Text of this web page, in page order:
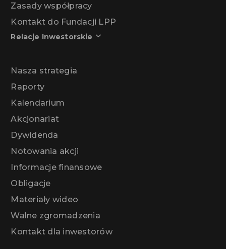
Zasady współpracy
Kontakt do Fundacji LPP
Relacje Inwestorskie
Nasza strategia
Raporty
Kalendarium
Akcjonariat
Dywidenda
Notowania akcji
Informacje finansowe
Obligacje
Materiały wideo
Walne zgromadzenia
Kontakt dla inwestorów